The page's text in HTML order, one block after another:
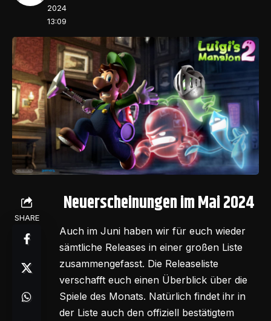
2024
13:09
SHARE
Neuerscheinungen im Mai 2024
Auch im Juni haben wir für euch wieder
sämtliche Releases in einer großen Liste
zusammengefasst. Die Releaseliste
verschafft euch einen Überblick über die
Spiele des Monats. Natürlich findet ihr in
der Liste auch den offiziell bestätigtem